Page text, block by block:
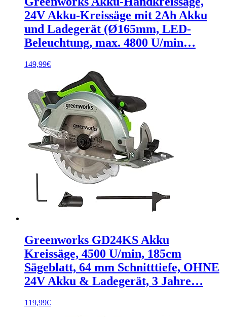
24V Akku-Kreissäge mit 2Ah Akku
und Ladegerät (Ø165mm, LED-
Beleuchtung, max. 4800 U/min…
149,99€
Greenworks GD24KS Akku
Kreissäge, 4500 U/min, 185cm
Sägeblatt, 64 mm Schnitttiefe, OHNE
24V Akku & Ladegerät, 3 Jahre…
119,99€